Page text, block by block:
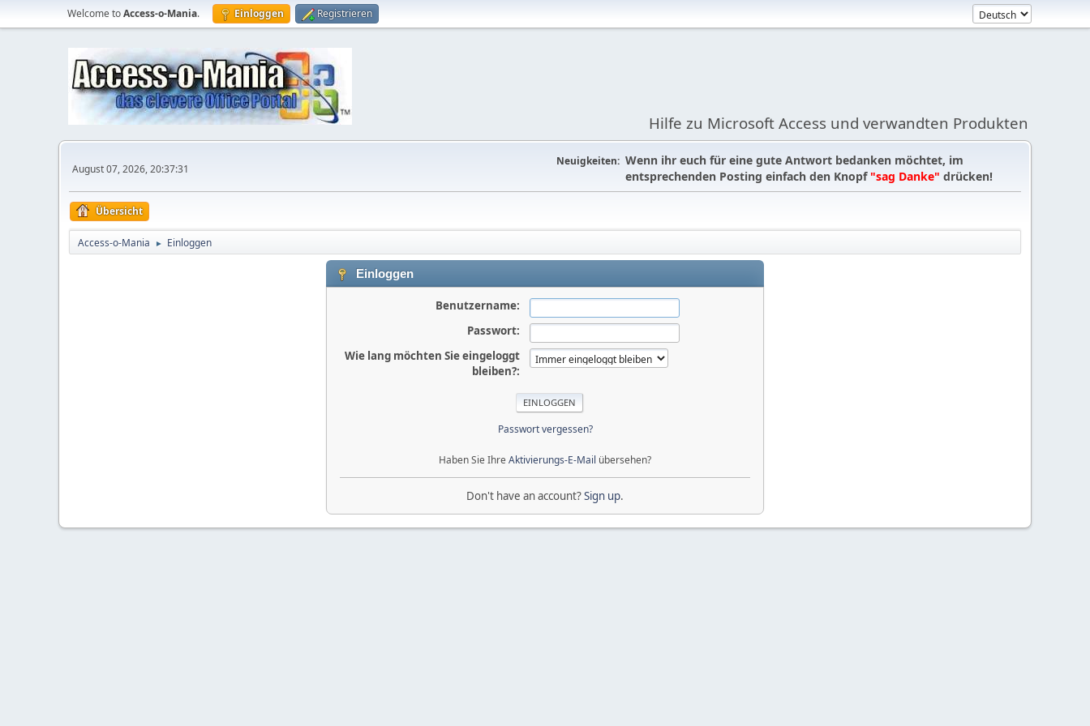
Welcome toAccess-o-Mania. Einloggen Registrieren
Hilfe zu Microsoft Access und verwandten Produkten
August 07, 2026, 20:37:31
Neuigkeiten: Wenn ihr euch für eine gute Antwort bedanken möchtet, im
entsprechenden Posting einfach den Knopf "sag Danke" drücken!
Übersicht
Access-o-Mania ► Einloggen
Einloggen
Benutzername:
Passwort:
Wie lang möchten Sie eingeloggt
bleiben?:
Passwort vergessen?
Haben Sie Ihre Aktivierungs-E-Mail übersehen?
Don't have an account?Sign up.